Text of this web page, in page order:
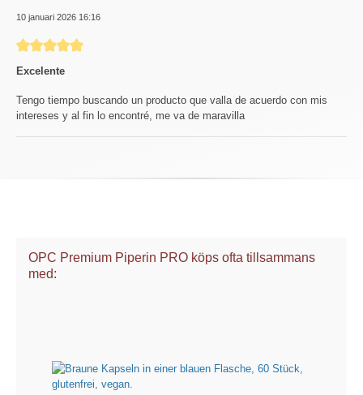
10 januari 2026 16:16
Recension med betyg på 5 av 5 stjärnor
Excelente
Tengo tiempo buscando un producto que valla de acuerdo con mis
intereses y al fin lo encontré, me va de maravilla
OPC Premium Piperin PRO köps ofta tillsammans
med: